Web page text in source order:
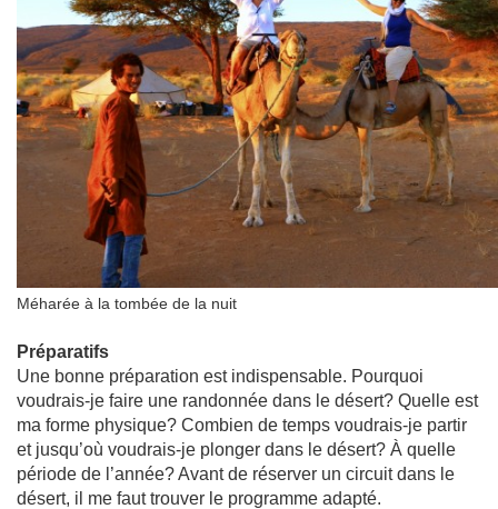
Méharée à la tombée de la nuit
Préparatifs
Une bonne préparation est indispensable. Pourquoi
voudrais-je faire une randonnée dans le désert? Quelle est
ma forme physique? Combien de temps voudrais-je partir
et jusqu’où voudrais-je plonger dans le désert? À quelle
période de l’année? Avant de réserver un circuit dans le
désert, il me faut trouver le programme adapté.